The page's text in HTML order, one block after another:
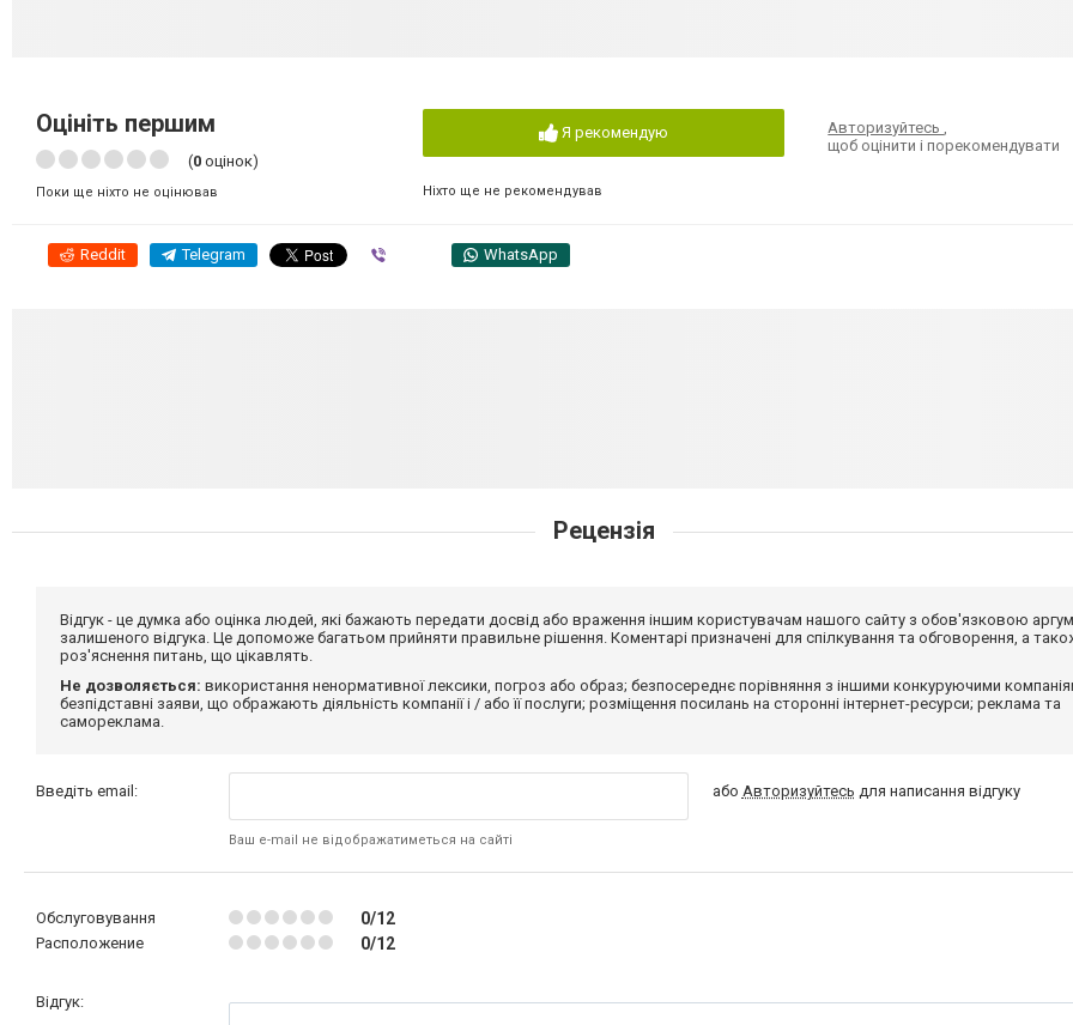
Оцініть першим
(0 оцінок)
Поки ще ніхто не оцінював
Я рекомендую
Ніхто ще не рекомендував
Авторизуйтесь
щоб оцінити і порекомендувати
Reddit Telegram WhatsApp
Рецензія
Відгук - це думка або оцінка людей, які бажають передати досвід або враження іншим користувачам нашого сайту з обов'язковою
залишеного відгука. Це допоможе багатьом прийняти правильне рішення. Коментарі призначені для спілкування та обговорення, а
роз'яснення питань, що цікавлять.
Не дозволяється: використання ненормативної лексики, погроз або образ; безпосереднє порівняння з іншими конкуруючими
безпідставні заяви, що ображають діяльність компанії і / або її послуги; розміщення посилань на сторонні інтернет-ресурси; реклама та
самореклама.
Введіть email:
Ваш e-mail не відображатиметься на сайті
або Авторизуйтесь для написання відгуку
Обслуговування 0/12
Расположение 0/12
Відгук: